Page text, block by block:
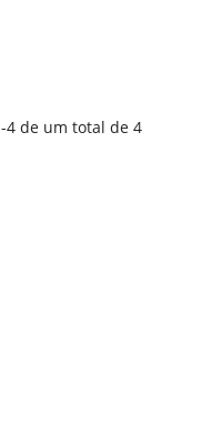
4 de um total de 4